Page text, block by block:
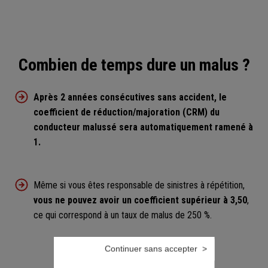
Combien de temps dure un malus ?
Après 2 années consécutives sans accident, le
coefficient de réduction/majoration (CRM) du
conducteur malussé sera automatiquement ramené à
1.
Même si vous êtes responsable de sinistres à répétition,
vous ne pouvez avoir un coefficient supérieur à 3,50,
ce qui correspond à un taux de malus de 250 %.
Continuer sans accepter